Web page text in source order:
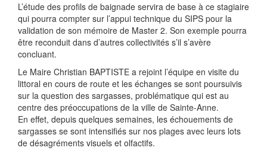
L’étude des profils de baignade servira de base à ce stagiaire
qui pourra compter sur l’appui technique du SIPS pour la
validation de son mémoire de Master 2. Son exemple pourra
être reconduit dans d’autres collectivités s’il s’avère
concluant.
Le Maire Christian BAPTISTE a rejoint l’équipe en visite du
littoral en cours de route et les échanges se sont poursuivis
sur la question des sargasses, problématique qui est au
centre des préoccupations de la ville de Sainte-Anne.
En effet, depuis quelques semaines, les échouements de
sargasses se sont intensifiés sur nos plages avec leurs lots
de désagréments visuels et olfactifs.